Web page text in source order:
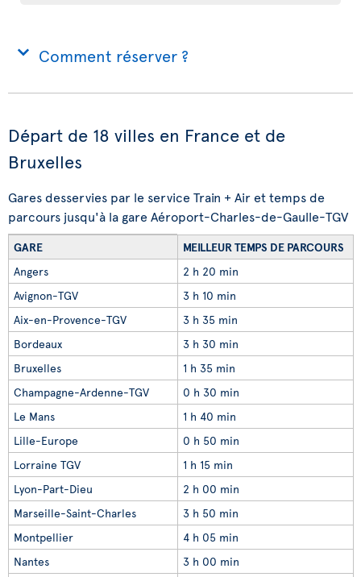
Comment réserver ?
Départ de 18 villes en France et de
Bruxelles
Gares desservies par le service Train + Air et temps de
parcours jusqu'à la gare Aéroport-Charles-de-Gaulle-TGV
GARE
MEILLEUR TEMPS DE PARCOURS
Angers
2 h 20 min
Avignon-TGV
3 h 10 min
Aix-en-Provence-TGV
3 h 35 min
Bordeaux
3 h 30 min
Bruxelles
1 h 35 min
Champagne-Ardenne-TGV
0 h 30 min
Le Mans
1 h 40 min
Lille-Europe
0 h 50 min
Lorraine TGV
1 h 15 min
Lyon-Part-Dieu
2 h 00 min
Marseille-Saint-Charles
3 h 50 min
Montpellier
4 h 05 min
Nantes
3 h 00 min